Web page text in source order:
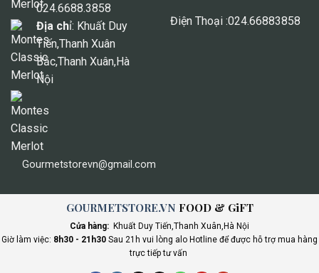
024.6688.3858
Địa chỉ: Khuất Duy
Tiến,Thanh Xuân
Bắc,Thanh Xuân,Hà
Nội
Gourmetstorevn@gmail.com
Điện Thoại :024.66883858
GOURMETSTORE.VN FOOD & GiFT
Cửa hàng: Khuất Duy Tiến,Thanh Xuân,Hà Nội
Giờ làm việc: 8h30 - 21h30 Sau 21h vui lòng alo Hotline để được hỗ trợ mua hàng
trực tiếp tư vấn